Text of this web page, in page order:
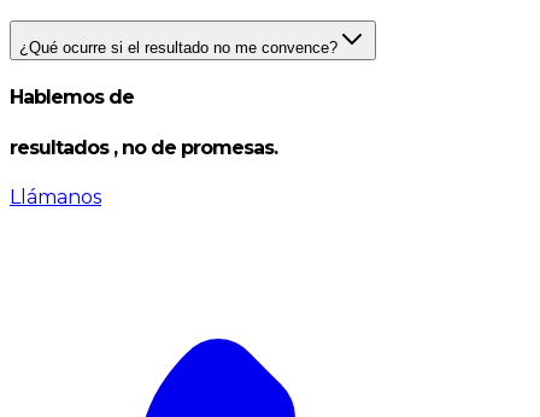
¿Qué ocurre si el resultado no me convence?
Hablemos de
resultados , no de promesas.
Llámanos